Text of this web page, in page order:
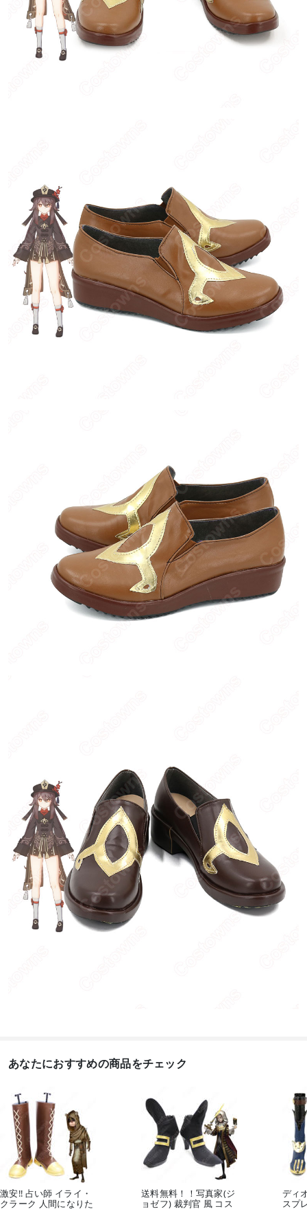
あなたにおすすめの商品をチェック
激安!! 占い師 イライ・
クラーク 人間になりた
送料無料！！写真家(ジ
ョゼフ) 裁判官 風 コス
ディ
スプ